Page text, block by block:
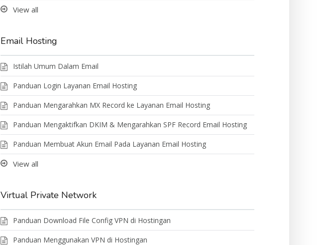
View all
Email Hosting
Istilah Umum Dalam Email
Panduan Login Layanan Email Hosting
Panduan Mengarahkan MX Record ke Layanan Email Hosting
Panduan Mengaktifkan DKIM & Mengarahkan SPF Record Email Hosting
Panduan Membuat Akun Email Pada Layanan Email Hosting
View all
Virtual Private Network
Panduan Download File Config VPN di Hostingan
Panduan Menggunakan VPN di Hostingan